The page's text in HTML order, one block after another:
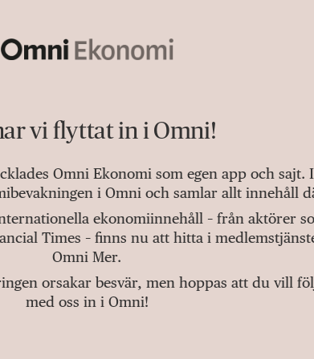
vi flyttat in i Omni!
Omni Ekonomi som egen app och sajt. I
i Omni och samlar allt innehåll
ekonomiinnehåll – från aktörer
Times – finns nu att hitta i
Omni Mer.
orsakar besvär, men hoppas att du vill
med oss in i Omni!